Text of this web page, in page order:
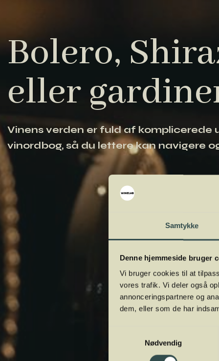
Samtykke
Denne hjemmeside bruger
Vi bruger cookies til at
vores trafik. Vi deler også
annonceringspartnere og
dem, eller som de har
Nødvendig
Bolero,
eller
Vinens verden er fuld af komplicerede
vinordbog, så du lettere kan navigere